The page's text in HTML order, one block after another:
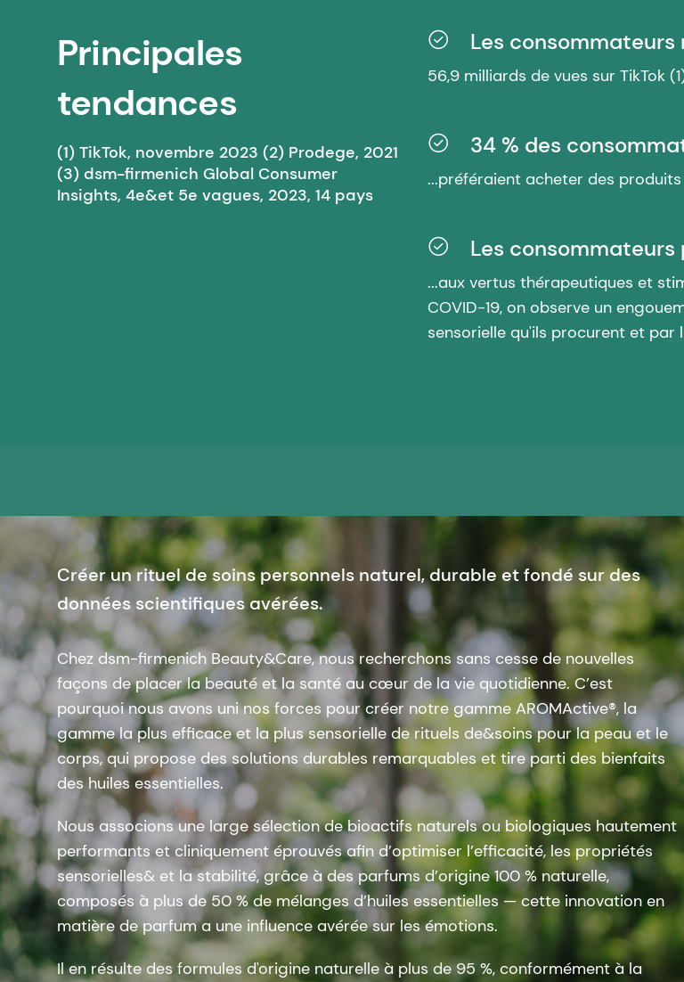
Principales
tendances
(1) TikTok, novembre 2023 (2) Prodege, 2021
(3) dsm-firmenich Global Consumer
Insights, 4e&et 5e vagues, 2023, 14 pays
Les consommateurs
56,9 milliards de vues sur TikTok
34 % des
...préféraient acheter des
Les consommateurs
...aux vertus thérapeutiques et
COVID-19, on observe un
sensorielle qu'ils procurent et
Créer un rituel de soins personnels naturel, durable et fondé sur des
données scientifiques avérées.
Chez dsm-firmenich Beauty&Care, nous recherchons sans cesse de nouvelles
façons de placer la beauté et la santé au cœur de la vie quotidienne. C’est
pourquoi nous avons uni nos forces pour créer notre gamme AROMActive®, la
gamme la plus efficace et la plus sensorielle de rituels de&soins pour la peau et le
corps, qui propose des solutions durables remarquables et tire parti des bienfaits
des huiles essentielles.
Nous associons une large sélection de bioactifs naturels ou biologiques hautement
performants et cliniquement éprouvés afin d’optimiser l’efficacité, les propriétés
sensorielles& et la stabilité, grâce à des parfums d’origine 100 % naturelle,
composés à plus de 50 % de mélanges d’huiles essentielles — cette innovation en
matière de parfum a une influence avérée sur les émotions.
Il en résulte des formules d'origine naturelle à plus de 95 %, conformément à la